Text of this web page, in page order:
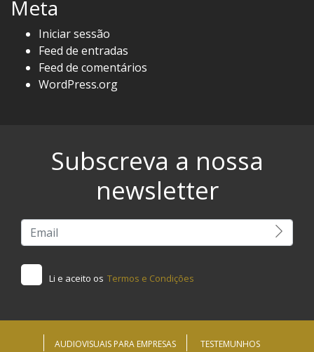
Meta
Iniciar sessão
Feed de entradas
Feed de comentários
WordPress.org
Subscreva a nossa
newsletter
Li e aceito os Termos e Condições
AUDIOVISUAIS PARA EMPRESAS TESTEMUNHOS